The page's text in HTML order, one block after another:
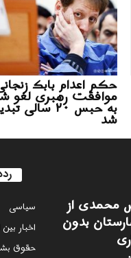
حکم اعدام بابک
موافقت رهبری لغو
به حبس ۲۰ سالی شد
محمدی از
بدون
سياسى
اخبار
حقوق